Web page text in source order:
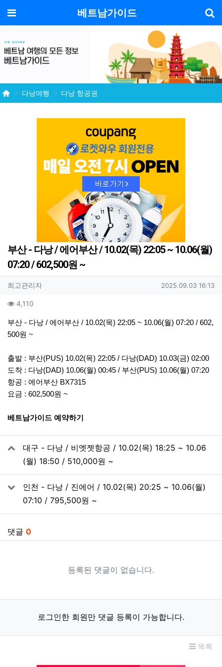
메뉴 베트남가이드
다낭여행 다낭 항공권
부산 - 다낭 / 에어부산 / 10.02(목) 22:05 ~ 10.06(월)
07:20 / 602,500원 ~
작성자 정보
최고관리자작성 작성일
2025.09.03 16:13
컨텐츠 정보
4,110
본문
부산 - 다낭 / 에어부산 / 10.02(목) 22:05 ~ 10.06(월) 07:20 / 602,
500원 ~
출발 : 부산(PUS) 10.02(목) 22:05 / 다낭(DAD) 10.03(금) 02:00
도착 : 다낭(DAD) 10.06(월) 00:45 / 부산(PUS) 10.06(월) 07:20
항공 : 에어부산 BX7315
요금 : 602,500원 ~
베트남가이드 예약하기
관련자료
대구 - 다낭 / 비엣젯항공 / 10.02(목) 18:25 ~ 10.06
(월) 18:50 / 510,000원 ~
인천 - 다낭 / 진에어 / 10.02(목) 20:25 ~ 10.06(월)
07:10 / 795,500원 ~
댓글 0
등록된 댓글이 없습니다.
로그인한 회원만 댓글 등록이 가능합니다.
목록